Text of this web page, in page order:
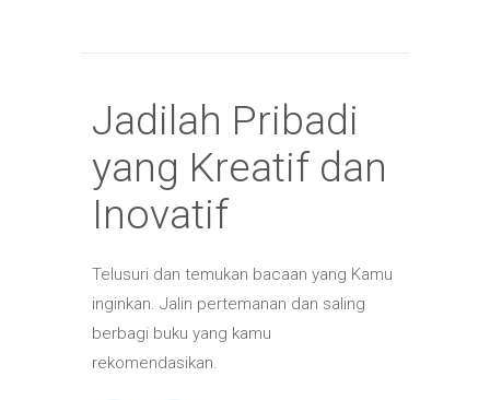
Jadilah Pribadi
yang Kreatif dan
Inovatif
Telusuri dan temukan bacaan yang Kamu
inginkan. Jalin pertemanan dan saling
berbagi buku yang kamu
rekomendasikan.